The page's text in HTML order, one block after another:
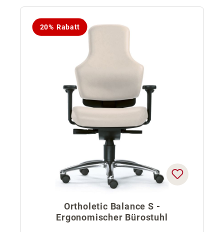
20% Rabatt
Ortholetic Balance S -
Ergonomischer Bürostuhl